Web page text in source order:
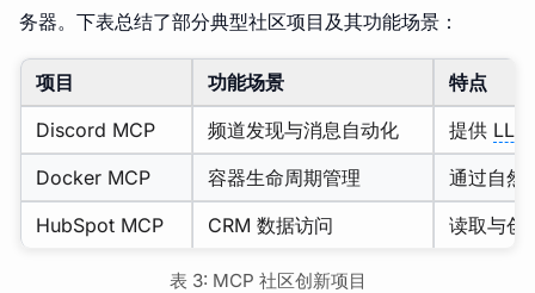
务器。下表总结了部分典型社区项目及其功能场景：
项目 功能场景
特点
Discord MCP
频道发现与消息自动化 提供 LLM
Docker MCP
容器生命周期管理
通过自然
HubSpot MCP
CRM 数据访问 读取与创
表 3: MCP 社区创新项目